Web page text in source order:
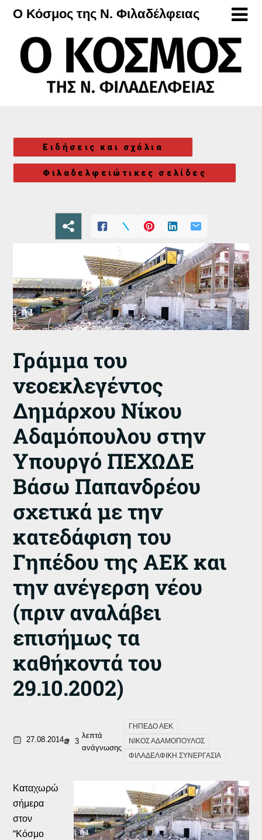
Μετάβαση
περιεχόμενο
Ο Κόσμος της Ν. Φιλαδέλφειας
Ειδήσεις και σχόλια
Φιλαδελφειώτικες σελίδες
Γράμμα του
νεοεκλεγέντος
Δημάρχου Νίκου
Αδαμόπουλου στην
Υπουργό ΠΕΧΩΔΕ
Βάσω Παπανδρέου
σχετικά με την
κατεδάφιση του
Γηπέδου της ΑΕΚ και
την ανέγερση νέου
(πριν αναλάβει
επισήμως τα
καθήκοντά του
29.10.2002)
27.08.2014 3
λεπτά
ανάγνωσης
ΓΗΠΕΔΟ ΑΕΚ
ΝΙΚΟΣ ΑΔΑΜΟΠΟΥΛΟΣ
ΦΙΛΑΔΕΛΦΙΚΗ ΣΥΝΕΡΓΑΣΙΑ
Καταχωρώ
σήμερα
στον
“Κόσμο